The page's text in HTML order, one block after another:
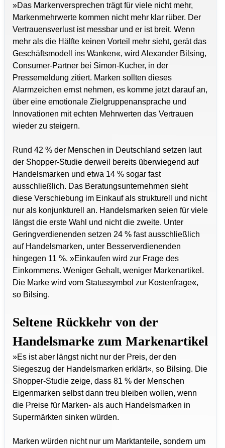
»Das Markenversprechen trägt für viele nicht mehr,
Markenmehrwerte kommen nicht mehr klar rüber. Der
Vertrauensverlust ist messbar und er ist breit. Wenn
mehr als die Hälfte keinen Vorteil mehr sieht, gerät das
Geschäftsmodell ins Wanken«, wird Alexander Bilsing,
Consumer-Partner bei Simon-Kucher, in der
Pressemeldung zitiert. Marken sollten dieses
Alarmzeichen ernst nehmen, es komme jetzt darauf an,
über eine emotionale Zielgruppenansprache und
Innovationen mit echten Mehrwerten das Vertrauen
wieder zu steigern.
Rund 42 % der Menschen in Deutschland setzen laut
der Shopper-Studie derweil bereits überwiegend auf
Handelsmarken und etwa 14 % sogar fast
ausschließlich. Das Beratungsunternehmen sieht
diese Verschiebung im Einkauf als strukturell und nicht
nur als konjunkturell an. Handelsmarken seien für viele
längst die erste Wahl und nicht die zweite. Unter
Geringverdienenden setzen 24 % fast ausschließlich
auf Handelsmarken, unter Besserverdienenden
hingegen 11 %. »Einkaufen wird zur Frage des
Einkommens. Weniger Gehalt, weniger Markenartikel.
Die Marke wird vom Statussymbol zur Kostenfrage«,
so Bilsing.
Seltene Rückkehr von der
Handelsmarke zum Markenartikel
»Es ist aber längst nicht nur der Preis, der den
Siegeszug der Handelsmarken erklärt«, so Bilsing. Die
Shopper-Studie zeige, dass 81 % der Menschen
Eigenmarken selbst dann treu bleiben wollen, wenn
die Preise für Marken- als auch Handelsmarken in
Supermärkten sinken würden.
Marken würden nicht nur um Marktanteile, sondern um